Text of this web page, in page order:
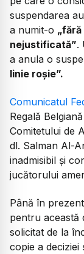
suspendarea
a numit-o
nejustificată”.
a anula o
linie roșie”.
Comunicatul
Regală
Comitetului de
dl. Salman Al-
inadmisibil și
jucătorului
Până în
pentru această
solicitat de la
copie a